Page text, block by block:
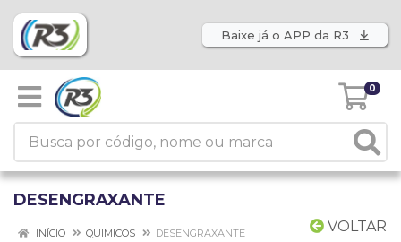
Baixe já o APP da R3
0
DESENGRAXANTE
VOLTAR
INÍCIO QUIMICOS DESENGRAXANTE